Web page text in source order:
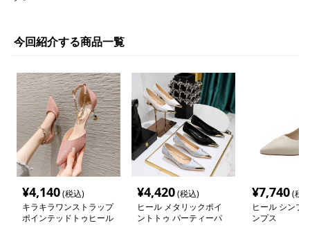
今回紹介する商品一覧
¥4,140(税込)
キラキラワンストラップ
ポインテッドトゥヒール
¥4,420(税込)
ヒール メタリックポイ
ントトゥ パーティーパ
¥7,740(税
ヒール シンプ
ンプス